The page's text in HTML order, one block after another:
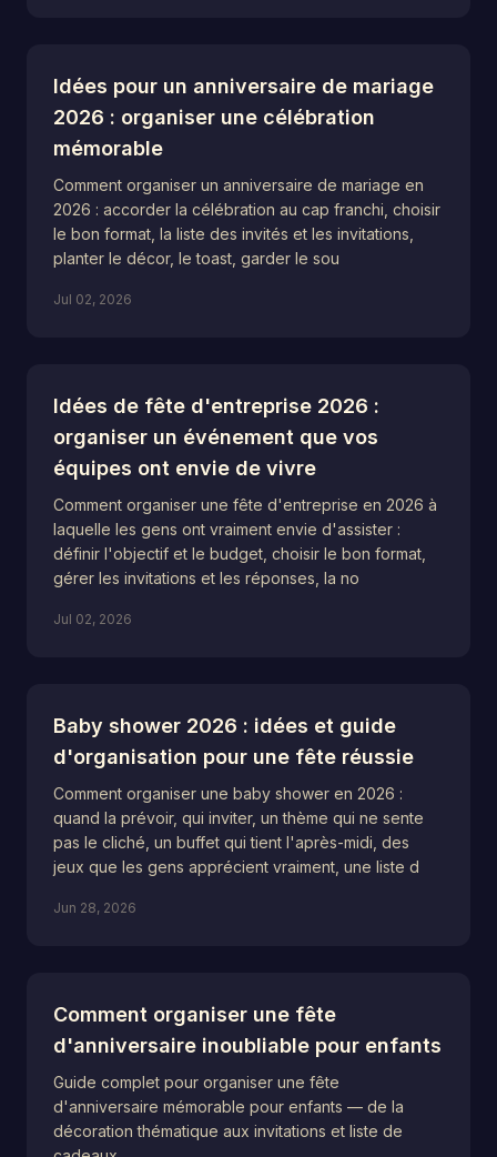
Idées pour un anniversaire de mariage
2026 : organiser une célébration
mémorable
Comment organiser un anniversaire de mariage en
2026 : accorder la célébration au cap franchi, choisir
le bon format, la liste des invités et les invitations,
planter le décor, le toast, garder le sou
Jul 02, 2026
Idées de fête d'entreprise 2026 :
organiser un événement que vos
équipes ont envie de vivre
Comment organiser une fête d'entreprise en 2026 à
laquelle les gens ont vraiment envie d'assister :
définir l'objectif et le budget, choisir le bon format,
gérer les invitations et les réponses, la no
Jul 02, 2026
Baby shower 2026 : idées et guide
d'organisation pour une fête réussie
Comment organiser une baby shower en 2026 :
quand la prévoir, qui inviter, un thème qui ne sente
pas le cliché, un buffet qui tient l'après-midi, des
jeux que les gens apprécient vraiment, une liste d
Jun 28, 2026
Comment organiser une fête
d'anniversaire inoubliable pour enfants
Guide complet pour organiser une fête
d'anniversaire mémorable pour enfants — de la
décoration thématique aux invitations et liste de